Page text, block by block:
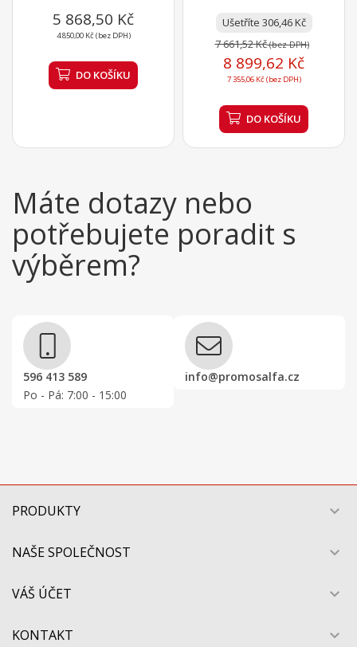
5 868,50 Kč
4 850,00 Kč (bez DPH)
DO KOŠÍKU
různé barvy
Ušetříte 306,46 Kč
7 661,52 Kč(bez DPH)
8 899,62 Kč
7 355,06 Kč (bez DPH)
DO KOŠÍKU
Máte dotazy nebo
potřebujete poradit s
výběrem?
596 413 589
Po - Pá: 7:00 - 15:00
info@promosalfa.cz
PRODUKTY 
NAŠE SPOLEČNOST 
VÁŠ ÚČET 
KONTAKT 